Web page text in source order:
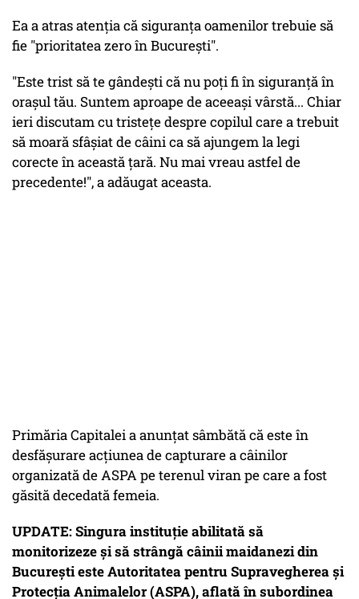
Ea a atras atenţia că siguranţa oamenilor trebuie să
fie "prioritatea zero în Bucureşti".
"Este trist să te gândeşti că nu poţi fi în siguranţă în
oraşul tău. Suntem aproape de aceeaşi vârstă... Chiar
ieri discutam cu tristeţe despre copilul care a trebuit
să moară sfâşiat de câini ca să ajungem la legi
corecte în această ţară. Nu mai vreau astfel de
precedente!", a adăugat aceasta.
Primăria Capitalei a anunţat sâmbătă că este în
desfăşurare acţiunea de capturare a câinilor
organizată de ASPA pe terenul viran pe care a fost
găsită decedată femeia.
UPDATE: Singura instituţie abilitată să
monitorizeze şi să strângă câinii maidanezi din
Bucureşti este Autoritatea pentru Supravegherea şi
Protecţia Animalelor (ASPA), aflată în subordinea